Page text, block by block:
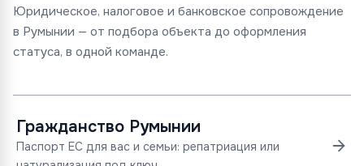
Юридическое, налоговое и банковское сопровождение
в Румынии — от подбора объекта до оформления
статуса, в одной команде.
Гражданство Румынии
Паспорт ЕС для вас и семьи: репатриация или